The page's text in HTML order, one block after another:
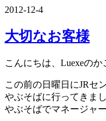
2012-12-4
大切なお客様
こんにちは、Luexeのか
この前の日曜日にJRセ
やぶそばに行ってきま
やぶそばでマネージャ